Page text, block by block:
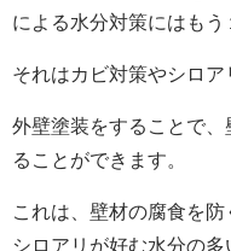
による水分対策には もう
それはカビ対策やシロア
外壁塗装をすることで
ることができます。
これは、壁材の腐食を
シロアリが好む水分の